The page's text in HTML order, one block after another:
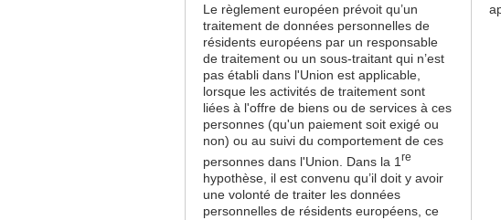
Le règlement européen prévoit qu’un
traitement de données personnelles de
résidents européens par un responsable
de traitement ou un sous-traitant qui n’est
pas établi dans l'Union est applicable,
lorsque les activités de traitement sont
liées à l'offre de biens ou de services à ces
personnes (qu'un paiement soit exigé ou
non) ou au suivi du comportement de ces
personnes dans l'Union. Dans la 1 re
hypothèse, il est convenu qu’il doit y avoir
une volonté de traiter les données
personnelles de résidents européens, ce